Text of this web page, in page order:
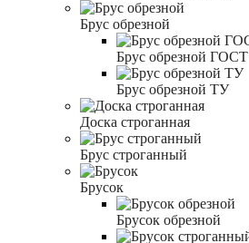
Брус обрезной
Брус обрезной ГОСТ
Брус обрезной ТУ
Доска строганная
Брус строганный
Брусок
Брусок обрезной